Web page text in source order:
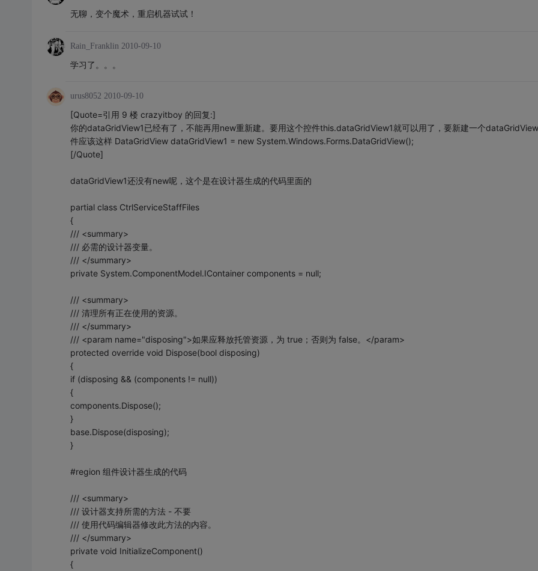
无聊，变个魔术，重启机器试试！
Rain_Franklin 2010-09-10
学习了。。。
urus8052 2010-09-10
[Quote=引用 9 楼 crazyitboy 的回复:]
你的dataGridView1已经有了，不能再用new重新建。要用这个控件this.dataGridView1就可以用了，要新建一个
件应该这样 DataGridView dataGridView1 = new System.Windows.Forms.DataGridView();
[/Quote]
dataGridView1还没有new呢，这个是在设计器生成的代码里面的
partial class CtrlServiceStaffFiles
{
/// <summary>
/// 必需的设计器变量。
/// </summary>
private System.ComponentModel.IContainer components = null;
/// <summary>
/// 清理所有正在使用的资源。
/// </summary>
/// <param name="disposing">如果应释放托管资源，为 true；否则为 false。</param>
protected override void Dispose(bool disposing)
{
if (disposing && (components != null))
{
components.Dispose();
}
base.Dispose(disposing);
}
#region 组件设计器生成的代码
/// <summary>
/// 设计器支持所需的方法 - 不要
/// 使用代码编辑器修改此方法的内容。
/// </summary>
private void InitializeComponent()
{